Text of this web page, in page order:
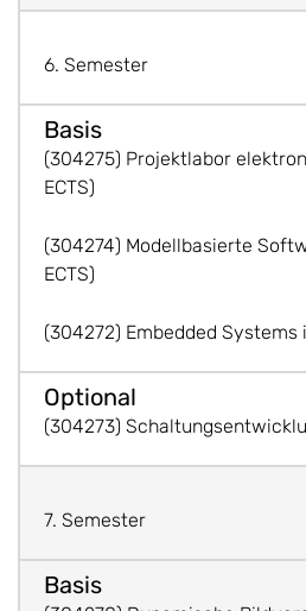
6. Semester
(304275) Projektlabor
ECTS)
(304274) Modellbasierte
ECTS)
(304272) Embedded Systems
(304273)
7. Semester